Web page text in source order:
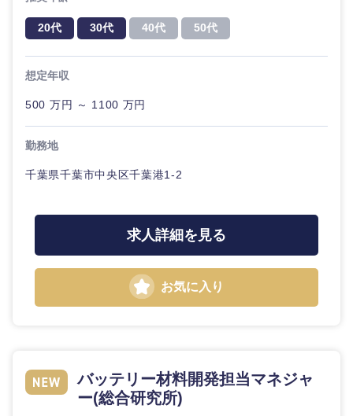
甲信越・北陸
新潟県 富山県
石川県
20代 30代 40代 50代
想定年収
500 万円 ～ 1100 万円
勤務地
千葉県千葉市中央区千葉港1-2
求人詳細を見る
お気に入り
バッテリー材料開発担当マネジャ
ー(総合研究所)